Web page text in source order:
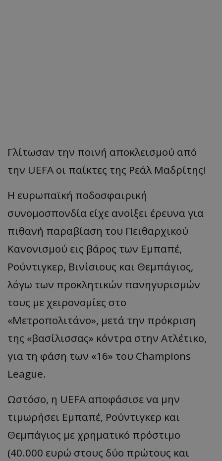
Γλίτωσαν την ποινή αποκλεισμού από
την UEFA οι παίκτες της Ρεάλ Μαδρίτης!
Η ευρωπαϊκή ποδοσφαιρική
συνομοσπονδία είχε ανοίξει έρευνα για
πιθανή παραβίαση του Πειθαρχικού
Κανονισμού εις βάρος των Εμπαπέ,
Ρούντιγκερ, Βινίσιους και Θεμπάγιος,
λόγω των προκλητικών πανηγυρισμών
τους με χειρονομίες στο
«Μετροπολιτάνο», μετά την πρόκριση
της «βασίλισσας» κόντρα στην Ατλέτικο,
για τη φάση των «16» του Champions
League.
Ωστόσο, η UEFA αποφάσισε να μην
τιμωρήσει Εμπαπέ, Ρούντιγκερ και
Θεμπάγιος με χρηματικό πρόστιμο
(40.000 ευρώ στους δύο πρώτους και